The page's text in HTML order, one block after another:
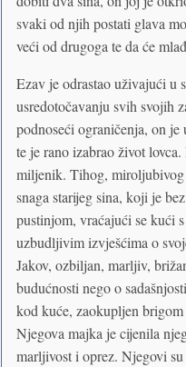
svaki od njih postati glava
veći od drugoga te da će
Ezav je odrastao uživajući u
usredotočavanju svih svojih
podnoseći ograničenja, on
te je rano izabrao život
miljenik. Tihog,
snaga starijeg sina, koji je
pustinjom, vraćajući se kući
uzbudljivim izvješćima o
Jakov, ozbiljan, marljiv,
budućnosti nego o
kod kuće, zaokupljen
Njegova majka je cijenila
marljivost i oprez. Njegovi